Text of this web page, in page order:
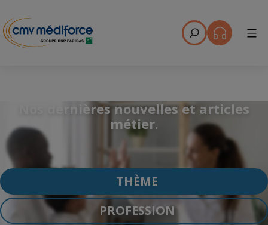
Menu
Nos dernières nouvelles et articles
métier.
THÈME
PROFESSION